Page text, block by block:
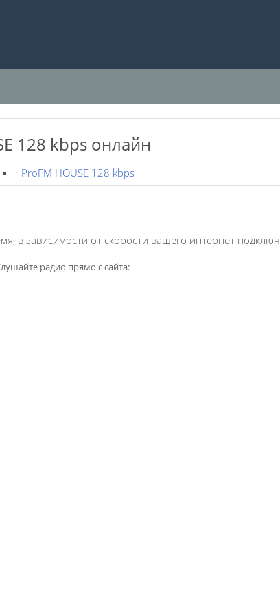
128 kbps онлайн
ProFM HOUSE 128 kbps
в зависимости от скорости вашего интернет
радио прямо с сайта: